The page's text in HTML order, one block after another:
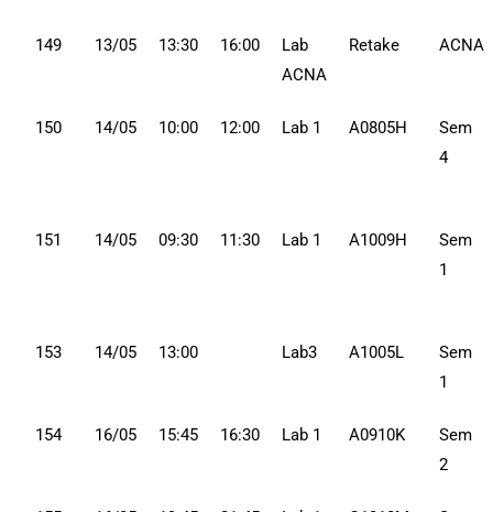
149 13/05 13:30 16:00
Lab
ACNA
Retake ACNA
150 14/05 10:00 12:00 Lab 1 A0805H
Sem
4
151 14/05 09:30 11:30 Lab 1 A1009H
Sem
1
153 14/05 13:00 Lab3 A1005L
Sem
1
154 16/05 15:45 16:30 Lab 1 A0910K
Sem
2